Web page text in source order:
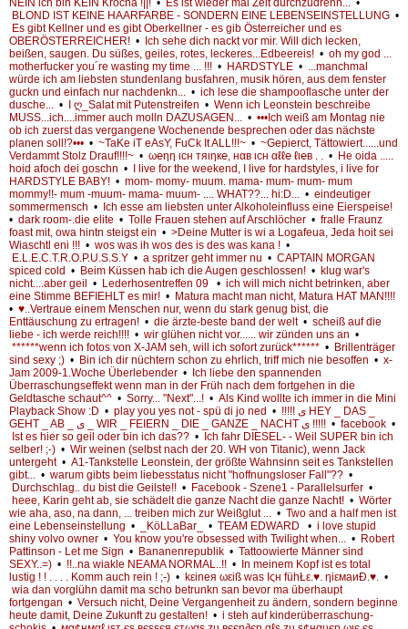
NEIN ich bin KEIN Krocha !||! • Es ist wieder mal Zeit durchzudrehn... •
BLOND IST KEINE HAARFARBE - SONDERN EINE LEBENSEINSTELLUNG •
Es gibt Kellner und es gibt Oberkellner - es gib Österreicher und es
OBERÖSTERREICHER! •
Ich sehe dich nackt vor mir. Will dich lecken,
beißen, saugen. Du süßes, geiles, rotes, leckeres...Edbeereis! • oh my god ...
motherfucker you´re wasting my time ... !!! • HARDSTYLE • ...manchmal
würde ich am liebsten stundenlang busfahren, musik hören, aus dem fenster
guckn und einfach nur nachdenkn... • ich lese die shampooflasche unter der
dusche... • I ღ_Salat mit Putenstreifen • Wenn ich Leonstein beschreibe
MUSS...ich....immer auch molln DAZUSAGEN... • •••Ich weiß am Montag nie
ob ich zuerst das vergangene Wochenende besprechen oder das nächste
planen soll!?••• • ~TaKe iT eAsY, FuCk It ALL!!!~ • ~Gepierct, Tättowiert......und
Verdammt Stolz Drauf!!!!~ • ω℮ηη ιcн тяιηк℮, нαв ιcн αℓℓ℮ ℓι℮в . . • He oida .....
hoid afoch dei goschn •
I live for the weekend, I live for hardstyles, i live for
HARDSTYLE BABY! • mom- momy- muum. mama- mum- mum- mum
mommy!!- mum -muum- mama- muum- .... WHAT??... hi:D... • eindeutiger
sommermensch •
Ich esse am liebsten unter Alkoholeinfluss eine Eierspeise!
• dark room-.die elite • Tolle Frauen stehen auf Arschlöcher • fralle Fraunz
foast mit, owa hintn steigst ein • >Deine Mutter is wi a Logafeua, Jeda hoit sei
Wiaschtl eni !!! • wos was ih wos des is des was kana ! •
E.L.E.C.T.R.O.P.U.S.S.Y • a spritzer geht immer nu • CAPTAIN MORGAN
spiced cold • Beim Küssen hab ich die Augen geschlossen! • klug war's
nicht....aber geil
• Lederhosentreffen 09 • ich will mich nicht betrinken, aber
eine Stimme BEFIEHLT es mir! • Matura macht man nicht, Matura HAT MAN!!!!
• ♥..Vertraue einem Menschen nur, wenn du stark genug bist, die
Enttäuschung zu ertragen! • die ärzte-beste band der welt • scheiß auf die
liebe - ich werde reich!!!! • wir glühen nicht vor...... wir zünden uns an •
******wenn ich fotos von X-JAM seh, will ich sofort zurück****** • Brillenträger
sind sexy ;) • Bin ich dir nüchtern schon zu ehrlich, triff mich nie besoffen • x-
Jam 2009-1.Woche Überlebender •
Ich liebe den spannenden
Überraschungseffekt wenn man in der Früh nach dem fortgehen in die
Geldtasche schaut^^ • Sorry... "Next"...! • Als Kind wollte ich immer in die Mini
Playback Show :D • play you yes not - spü di jo ned • !!!!! ى HEY _ DAS _
GEHT _ AB _ ى _ WIR _ FEIERN _ DIE _ GANZE _ NACHT ى !!!!! • facebook •
Ist es hier so geil oder bin ich das?? •
Ich fahr DIESEL- - Weil SUPER bin ich
selber! ;-) • Wir weinen (selbst nach der 20. WH von Titanic), wenn Jack
untergeht • A1-Tankstelle Leonstein, der größte Wahnsinn seit es Tankstellen
gibt... • warum gibts beim liebesstatus nicht "hoffnungsloser Fall"?? •
Durchschlag.. du bist die Geilste!! • Facebook - Szene1 - Parallelsurfer •
heee, Karin geht ab, sie schädelt die ganze Nacht die ganze Nacht! • Wörter
wie aha, aso, na dann, ... treiben mich zur Weißglut ... • Two and a half men ist
eine Lebenseinstellung • _KöLLaBar_ • TEAM EDWARD • i love stupid
shiny volvo owner • You know you're obsessed with Twilight when... • Robert
Pattinson - Let me Sign • Bananenrepublik • Tattoowierte Männer sind
SEXY..=) • !!..na wiakle NEAMA NORMAL..!! •
In meinem Kopf ist es total
lustig ! ! . . . . Komm auch rein ! ;-) • kεineя ωεiß was Iςн fühŁε.♥. ηiεмaиĐ.♥. •
wia dan vorglühn damit ma scho betrunkn san bevor ma überhaupt
fortgengan • Versuch nicht, Deine Vergangenheit zu ändern, sondern beginne
heute damit, Deine Zukunft zu gestalten! • i steh auf kinderüberraschung-